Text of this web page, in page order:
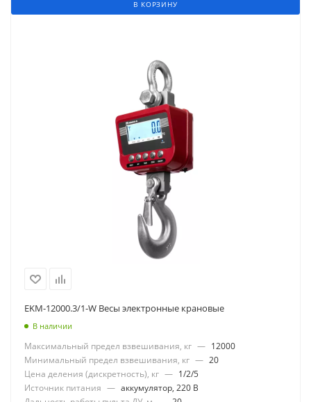
В КОРЗИНУ
EKM-12000.3/1-W Весы электронные крановые
В наличии
Максимальный предел взвешивания, кг — 12000
Минимальный предел взвешивания, кг — 20
Цена деления (дискретность), кг — 1/2/5
Источник питания — аккумулятор, 220 В